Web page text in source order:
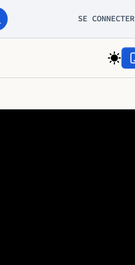
SE CONNECTER